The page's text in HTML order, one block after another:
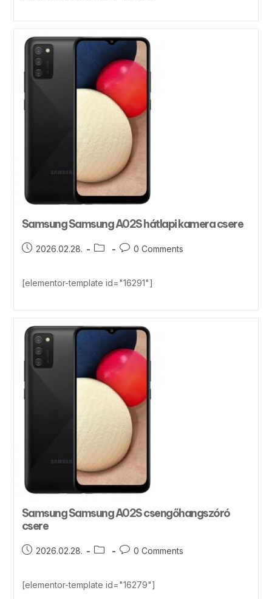
Samsung Samsung A02S hátlapi kamera csere
2026.02.28. 0 Comments
[elementor-template id="16291"]
Samsung Samsung A02S csengőhangszóró
csere
2026.02.28. 0 Comments
[elementor-template id="16279"]